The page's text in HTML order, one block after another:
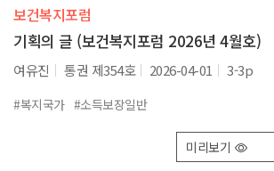
보건복지포럼
기획의 글 (보건복지포럼 2026년 4월호)
여유진 통권 제354호 2026-04-01 3-3p
#복지국가 #소득보장일반
미리보기